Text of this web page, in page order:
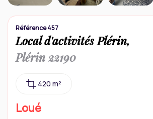
Référence 457
Local d'activités Plérin,
Plérin 22190
420 m²
Loué